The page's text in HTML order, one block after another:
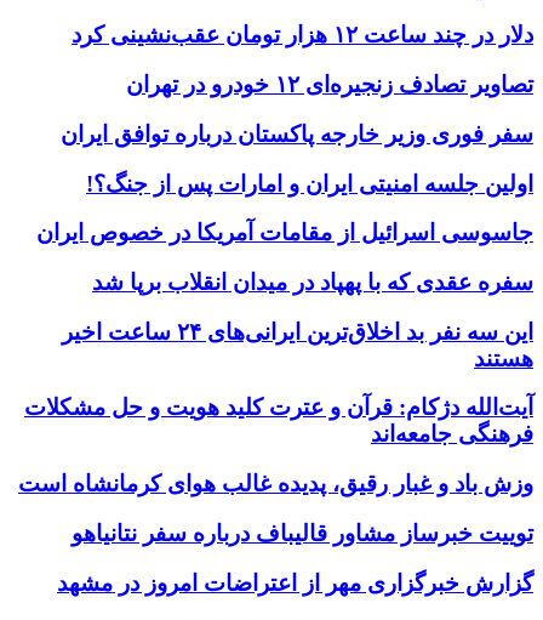
دلار در چند ساعت ۱۲ هزار تومان عقب‌نشینی کرد
تصاویر تصادف زنجیره‌ای ۱۲ خودرو در تهران
سفر فوری وزیر خارجه پاکستان درباره توافق ایران
اولین جلسه امنیتی ایران و امارات پس از جنگ؟!
جاسوسی اسرائیل از مقامات آمریکا در خصوص ایران
سفره عقدی که با پهپاد در میدان انقلاب برپا شد
این سه نفر بد اخلاق‌ترین ایرانی‌های ۲۴ ساعت اخیر
هستند
آیت‌الله دژکام: قرآن و عترت کلید هویت و حل مشکلات
فرهنگی جامعه‌اند
وزش باد و غبار رقیق، پدیده غالب هوای کرمانشاه است
توییت خبرساز مشاور قالیباف درباره سفر نتانیاهو
گزارش خبرگزاری مهر از اعتراضات امروز در مشهد